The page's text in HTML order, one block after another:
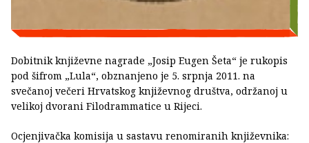
Dobitnik književne nagrade „Josip Eugen Šeta“ je rukopis
pod šifrom „Lula“, obznanjeno je 5. srpnja 2011. na
svečanoj večeri Hrvatskog književnog društva, održanoj u
velikoj dvorani Filodrammatice u Rijeci.
Ocjenjivačka komisija u sastavu renomiranih književnika: